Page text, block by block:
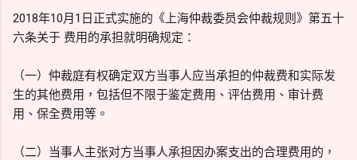
2018年10月1日正式实施的《上海仲裁委员会仲裁规则》第五十
六条关于 费用的承担就明确规定：
（一）仲裁庭有权确定双方当事人应当承担的仲裁费和实际发
生的其他费用，包括但不限于鉴定费用、评估费用、审计费
用、保全费用等。
（二）当事人主张对方当事人承担因办案支出的合理费用的，